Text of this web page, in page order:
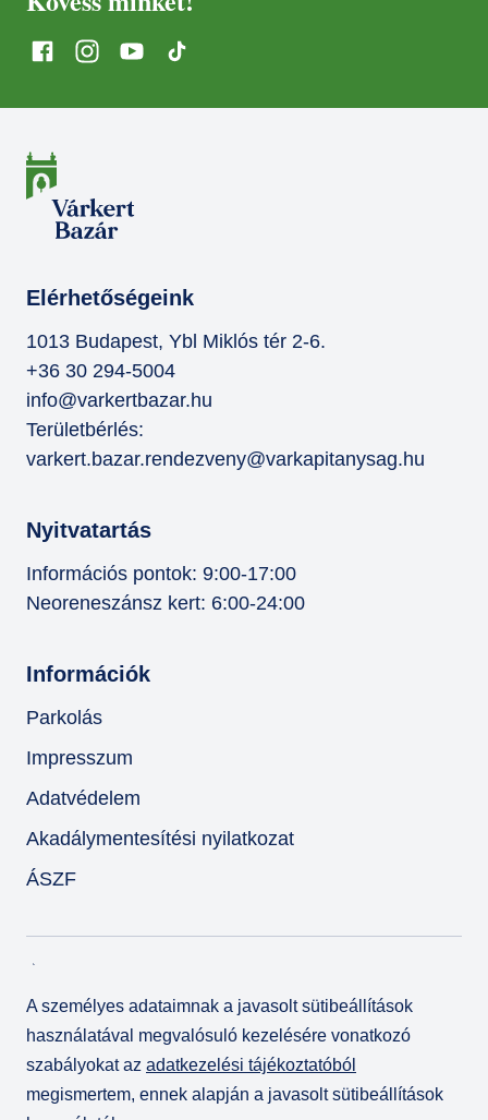
Elérhetőségeink
1013 Budapest, Ybl Miklós tér 2-6.
+36 30 294-5004
info@varkertbazar.hu
Területbérlés:
varkert.bazar.rendezveny@varkapitanysag.hu
Nyitvatartás
Információs pontok: 9:00-17:00
Neoreneszánsz kert: 6:00-24:00
Információk
Parkolás
Impresszum
Adatvédelem
Akadálymentesítési nyilatkozat
ÁSZF
A személyes adataimnak a javasolt sütibeállítások
használatával megvalósuló kezelésére vonatkozó
szabályokat az adatkezelési tájékoztatóból
megismertem, ennek alapján a javasolt sütibeállítások